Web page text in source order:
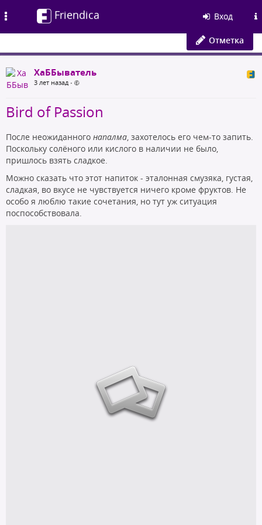
Friendica Вход
Отметка
ХаББыватель
3 лет назад •
Bird of Passion
После неожиданного напалма, захотелось его чем-то запить.
Поскольку солёного или кислого в наличии не было,
пришлось взять сладкое.
Можно сказать что этот напиток - эталонная смузяка, густая,
сладкая, во вкусе не чувствуется ничего кроме фруктов. Не
особо я люблю такие сочетания, но тут уж ситуация
поспособствовала.